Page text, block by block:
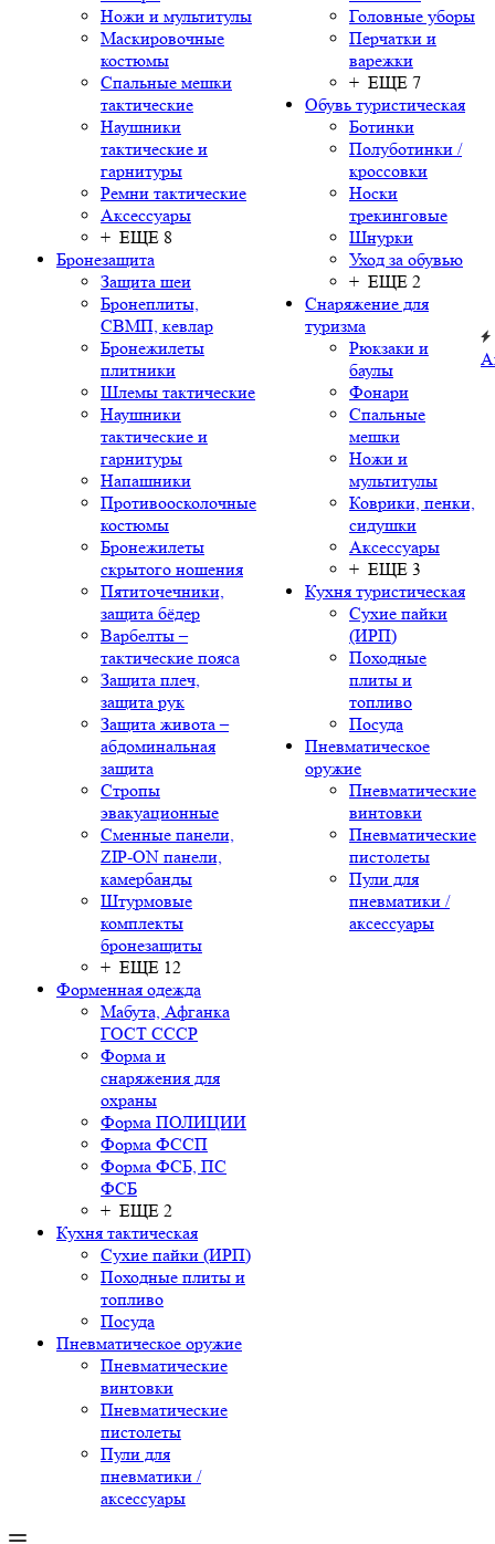
Ножи и мультитулы
Маскировочные
костюмы
Спальные мешки
тактические
Наушники
тактические и
гарнитуры
Ремни тактические
Аксессуары
+ ЕЩЕ 8
Бронезащита
Защита шеи
Бронеплиты,
СВМП, кевлар
Бронежилеты
плитники
Шлемы тактические
Наушники
тактические и
гарнитуры
Напашники
Противоосколочные
костюмы
Бронежилеты
скрытого ношения
Пятиточечники,
защита бёдер
Варбелты –
тактические пояса
Защита плеч,
защита рук
Защита живота –
абдоминальная
защита
Стропы
эвакуационные
Сменные панели,
ZIP-ON панели,
камербанды
Штурмовые
комплекты
бронезащиты
+ ЕЩЕ 12
Форменная одежда
Мабута, Афганка
ГОСТ СССР
Форма и
снаряжения для
охраны
Форма ПОЛИЦИИ
Форма ФССП
Форма ФСБ, ПС
ФСБ
+ ЕЩЕ 2
Кухня тактическая
Сухие пайки (ИРП)
Походные плиты и
топливо
Посуда
Пневматическое оружие
Пневматические
винтовки
Пневматические
пистолеты
Пули для
пневматики /
аксессуары
Головные уборы
Перчатки и
варежки
+ ЕЩЕ 7
Обувь туристическая
Ботинки
Полуботинки /
кроссовки
Носки
трекинговые
Шнурки
Уход за обувью
+ ЕЩЕ 2
Снаряжение для
туризма
Рюкзаки и
баулы
Фонари
Спальные
мешки
Ножи и
мультитулы
Коврики, пенки,
сидушки
Аксессуары
+ ЕЩЕ 3
Кухня туристическая
Сухие пайки
(ИРП)
Походные
плиты и
топливо
Посуда
Пневматическое
оружие
Пневматические
винтовки
Пневматические
пистолеты
Пули для
пневматики /
аксессуары